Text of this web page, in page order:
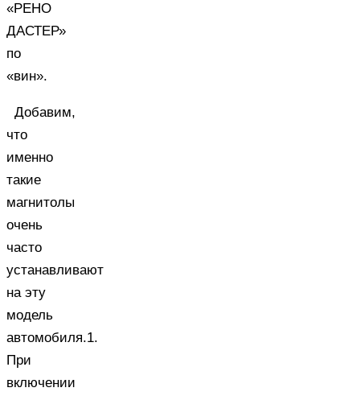
«РЕНО
ДАСТЕР»
по
«вин».
Добавим,
что
именно
такие
магнитолы
очень
часто
устанавливают
на эту
модель
автомобиля.1.
При
включении